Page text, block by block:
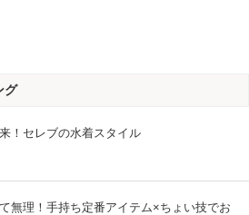
グ
！セレブの水着スタイル
無理！手持ち定番アイテム×ちょい技でお